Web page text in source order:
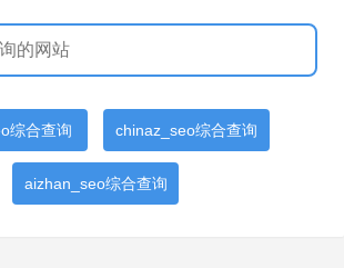
综合查询 chinaz_seo综合查询
aizhan_seo综合查询